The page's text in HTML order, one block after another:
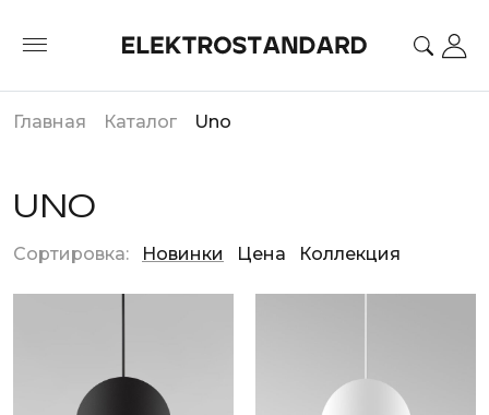
Главная Каталог Uno
UNO
Сортировка: Новинки Цена Коллекция